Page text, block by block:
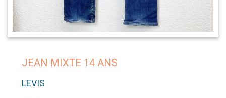
JEAN MIXTE 14 ANS
LEVIS